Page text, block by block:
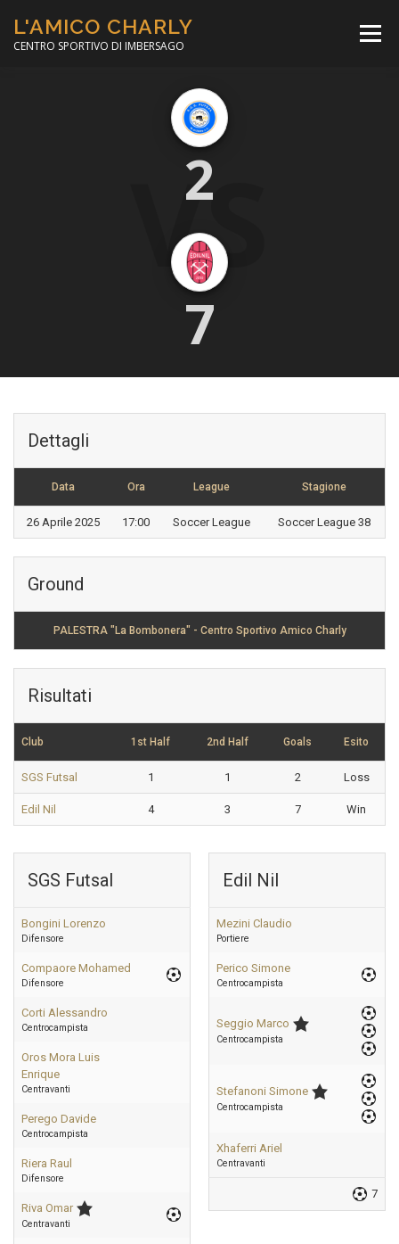
contenuto
L'AMICO CHARLY
CENTRO SPORTIVO DI IMBERSAGO
Menù
CORSO CALCIO A 5
MINIBASKET
VS
2
7
Dettagli
Data Ora League Stagione
26 Aprile 2025 17:00 Soccer League Soccer League 38
Ground
PALESTRA "La Bombonera" - Centro Sportivo Amico Charly
Risultati
Club 1st Half 2nd Half Goals Esito
SGS Futsal 1 1 2 Loss
Edil Nil 4 3 7 Win
SGS Futsal
Bongini Lorenzo
Difensore
Compaore Mohamed
Difensore
Corti Alessandro
Centrocampista
Oros Mora Luis
Enrique
Centravanti
Perego Davide
Centrocampista
Riera Raul
Difensore
Riva Omar
Centravanti
Edil Nil
Mezini Claudio
Portiere
Perico Simone
Centrocampista
Seggio Marco
Centrocampista
Stefanoni Simone
Centrocampista
Xhaferri Ariel
Centravanti
7